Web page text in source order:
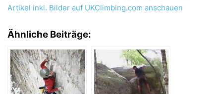
Artikel inkl. Bilder auf UKClimbing.com anschauen
Ähnliche Beiträge: